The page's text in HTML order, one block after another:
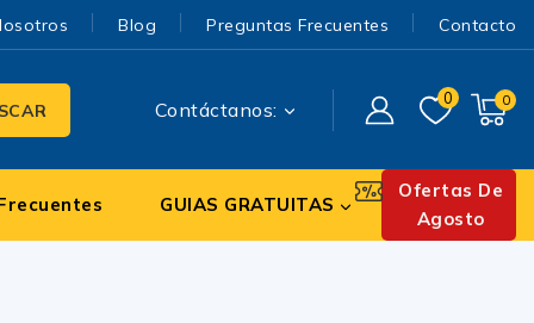
Blog Preguntas Frecuentes Contacto
Contáctanos: 0 0
GUIAS GRATUITAS
Ofertas De
Agosto